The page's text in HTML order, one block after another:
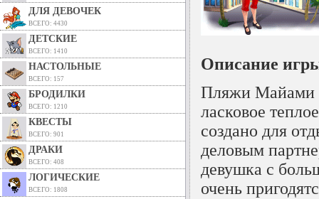
ДЛЯ ДЕВОЧЕК
ВСЕГО: 4430
ДЕТСКИЕ
ВСЕГО: 1410
НАСТОЛЬНЫЕ
ВСЕГО: 157
БРОДИЛКИ
ВСЕГО: 1210
КВЕСТЫ
ВСЕГО: 901
ДРАКИ
ВСЕГО: 408
ЛОГИЧЕСКИЕ
ВСЕГО: 1808
Описание
Пляжи Майами
ласковое
создано для
деловым
девушка с
очень